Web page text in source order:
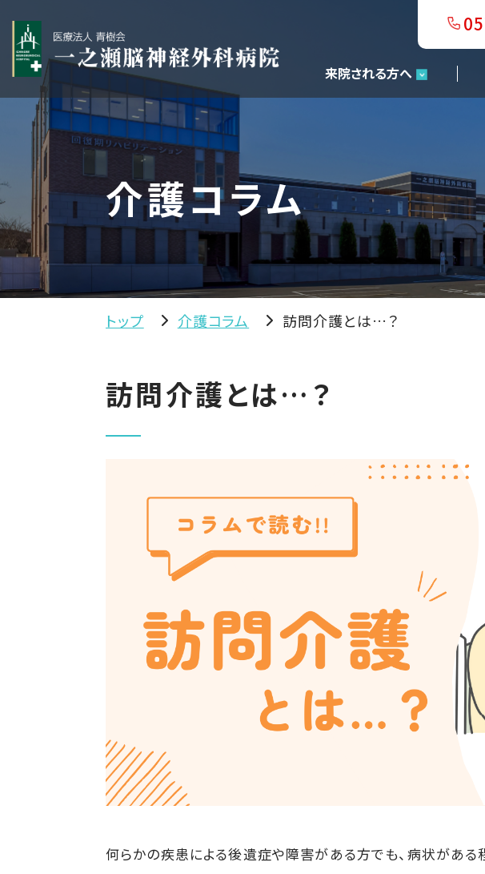
来院される方へ
介護コラム
トップ 介護コラム 訪問介護とは…？
訪問介護とは…？
何らかの疾患による後遺症や障害がある方でも、病状がある